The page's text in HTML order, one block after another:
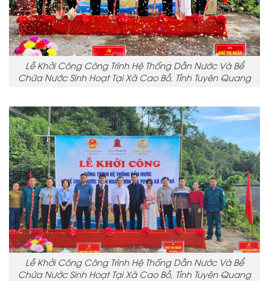
Lễ Khởi Công Công Trình Hệ Thống Dẫn Nước Và Bể
Chứa Nước Sinh Hoạt Tại Xã Cao Bồ, Tỉnh Tuyên Quang
Lễ Khởi Công Công Trình Hệ Thống Dẫn Nước Và Bể
Chứa Nước Sinh Hoạt Tại Xã Cao Bồ, Tỉnh Tuyên Quang